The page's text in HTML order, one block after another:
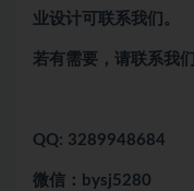
业设计可联系我们。
若有需要，请联系我们
QQ: 3289948684
微信：bysj5280